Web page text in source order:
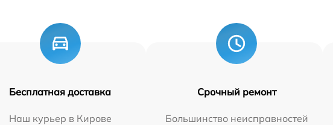
Бесплатная доставка
Наш курьер в Кирове
Срочный ремонт
Большинство неисправностей